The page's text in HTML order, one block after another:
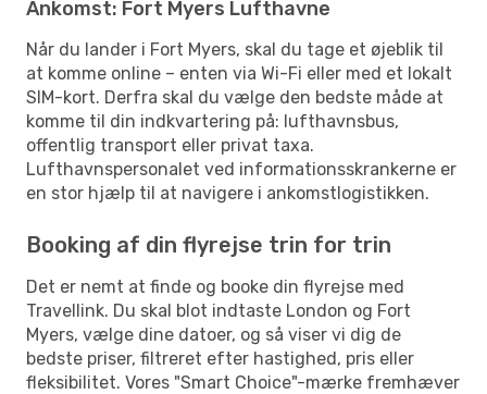
Ankomst: Fort Myers Lufthavne
Når du lander i Fort Myers, skal du tage et øjeblik til
at komme online – enten via Wi-Fi eller med et lokalt
SIM-kort. Derfra skal du vælge den bedste måde at
komme til din indkvartering på: lufthavnsbus,
offentlig transport eller privat taxa.
Lufthavnspersonalet ved informationsskrankerne er
en stor hjælp til at navigere i ankomstlogistikken.
Booking af din flyrejse trin for trin
Det er nemt at finde og booke din flyrejse med
Travellink. Du skal blot indtaste London og Fort
Myers, vælge dine datoer, og så viser vi dig de
bedste priser, filtreret efter hastighed, pris eller
fleksibilitet. Vores "Smart Choice"-mærke fremhæver